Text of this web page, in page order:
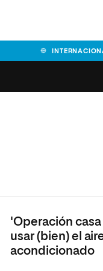
Empresa
Escuela Superior de
y Tecnología (ESIT)
'Operación
usar (bien) el
acondicionado